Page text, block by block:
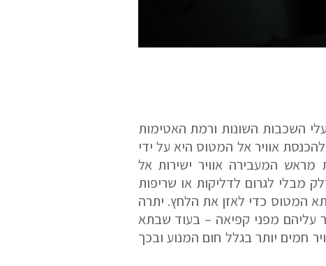
השכבות השונות ורמת האטימות
אוויר אל המטוס היא על ידי
המעבירה אוויר ישירות אל
מבלי לגרום לדליקות או שריפות
המטוס כדי לאזן את הלחץ. יתרה
עליהם מפני קפיאה – בעוד שבתא
חמים יותר בגלל חום המנוע ובכך